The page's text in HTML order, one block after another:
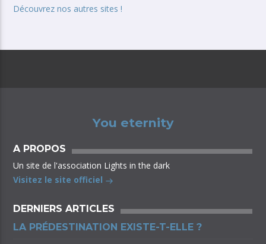
Découvrez nos autres sites !
You eternity
A PROPOS
Un site de l'association Lights in the dark
Visitez le site officiel
DERNIERS ARTICLES
LA PRÉDESTINATION EXISTE-T-ELLE ?